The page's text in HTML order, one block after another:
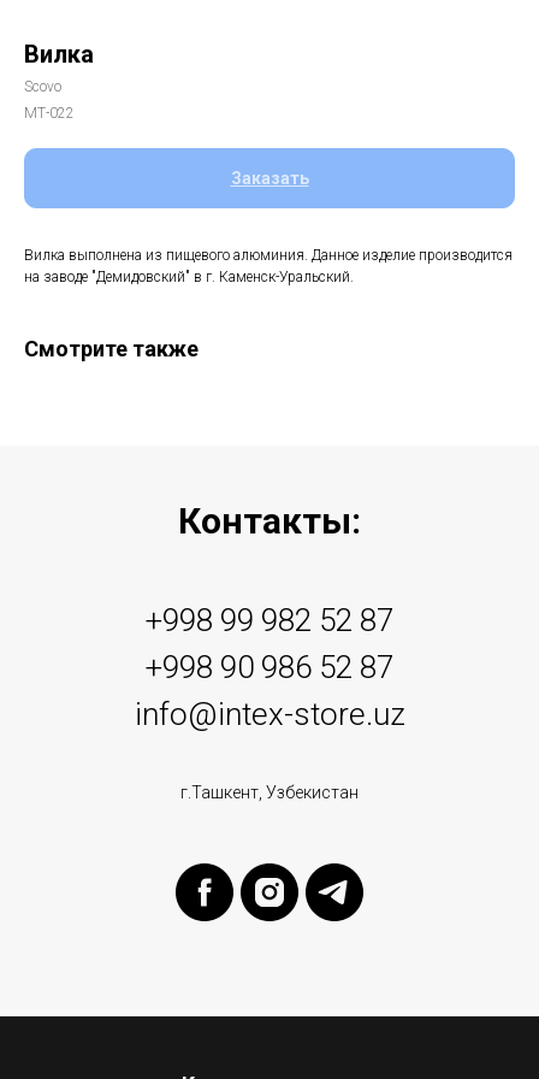
Вилка
Scovo
МТ-022
Заказать
Вилка выполнена из пищевого алюминия. Данное изделие производится
на заводе "Демидовский" в г. Каменск-Уральский.
Смотрите также
Контакты:
+998 99 982 52 87
+998 90 986 52 87
info@intex-store.uz
г.Ташкент, Узбекистан